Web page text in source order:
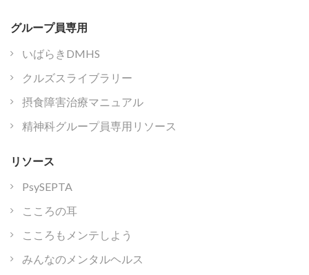
グループ員専用
いばらきDMHS
クルズスライブラリー
摂食障害治療マニュアル
精神科グループ員専用リソース
リソース
PsySEPTA
こころの耳
こころもメンテしよう
みんなのメンタルヘルス